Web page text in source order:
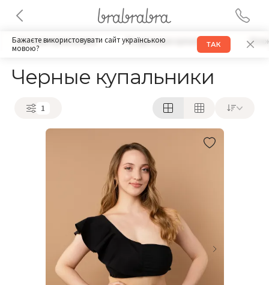
Бажаєте використовувати сайт українською
мовою?
ТАК
Слитные купальники Раздельные купальники
Черные купальники
1